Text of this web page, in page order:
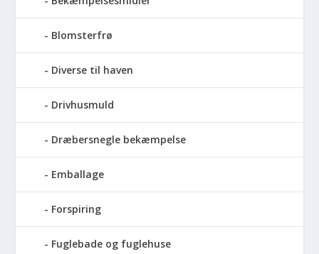
Blomsterfrø
Diverse til haven
Drivhusmuld
Dræbersnegle bekæmpelse
Emballage
Forspiring
Fuglebade og fuglehuse